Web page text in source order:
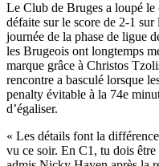
Le Club de Bruges a loupé le
défaite sur le score de 2-1
journée de la phase de ligue
les Brugeois ont longtemps
marque grâce à Christos
rencontre a basculé lorsque
penalty évitable à la 74e
d’égaliser.
« Les détails font la
vu ce soir. En C1, tu dois être